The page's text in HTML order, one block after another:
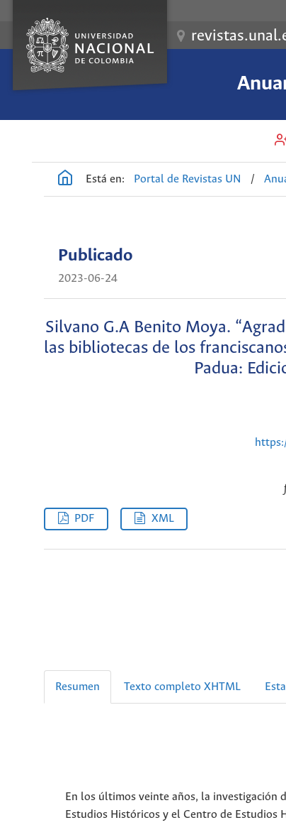
Está en: Portal de Revistas UN /
Publicado
2023-06-24
Silvano G.A Benito Moya.
las bibliotecas de los
Padua:
PDF XML
Resumen Texto completo XHTML
En los últimos veinte años, la investigación
Estudios Históricos y el Centro de Estudios